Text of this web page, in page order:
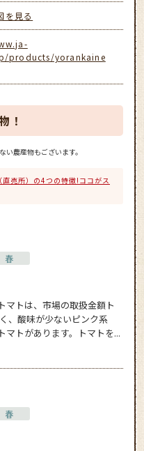
を見る
products/yorankaine
！
農産物もございます。
売所）の4つの特徴!ココがス
春
マトは、市場の取扱金額ト
、酸味が少ないピンク系
マトがあります。トマトを...
春